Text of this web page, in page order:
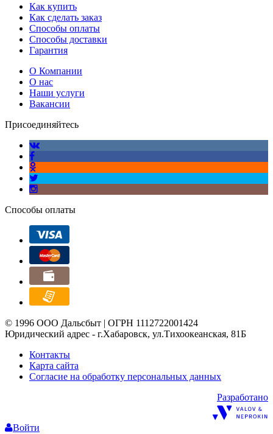
Как купить
Как сделать заказ
Способы оплаты
Способы доставки
Гарантия
О Компании
О нас
Наши услуги
Вакансии
Присоединяйтесь
Способы оплаты
© 1996 ООО Дальсбыт | ОГРН 1112722001424
Юридический адрес - г.Хабаровск, ул.Тихоокеанская, 81Б
Контакты
Карта сайта
Согласие на обработку персональных данных
Разработано
Войти